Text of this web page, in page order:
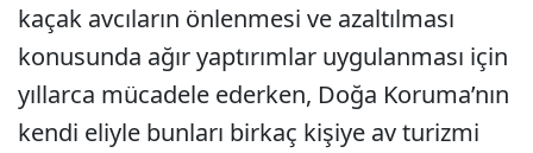
kaçak avcıların önlenmesi ve azaltılması
konusunda ağır yaptırımlar uygulanması için
yıllarca mücadele ederken, Doğa Koruma’nın
kendi eliyle bunları birkaç kişiye av turizmi